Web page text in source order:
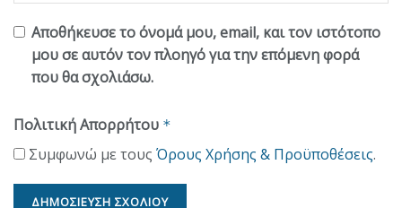
Αποθήκευσε το όνομά μου, email, και τον ιστότοπο
μου σε αυτόν τον πλοηγό για την επόμενη φορά
που θα σχολιάσω.
Πολιτική Απορρήτου *
Συμφωνώ με τους Όρους Χρήσης & Προϋποθέσεις.